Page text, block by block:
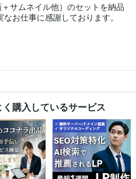
サムネイル他）のセットを納品
購入しているサービス